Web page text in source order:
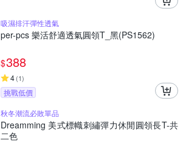
吸濕排汗彈性透氣
per-pcs 樂活舒適透氣圓領T_黑(PS1562)
$388
4(1)
挑戰低價
秋冬潮流必敗單品
Dreamming 美式標幟刺繡彈力休閒圓領長T-共
二色